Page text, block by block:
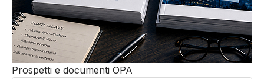
Prospetti e documenti OPA